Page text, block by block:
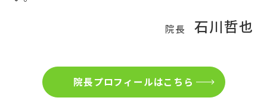
院長 石川哲也
院長プロフィールはこちら